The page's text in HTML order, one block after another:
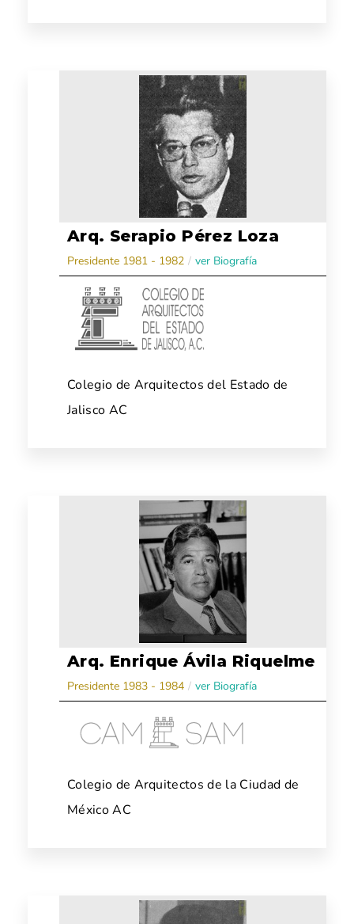
Arq. Serapio Pérez Loza
Presidente 1981 - 1982 / ver Biografía
Colegio de Arquitectos del Estado de
Jalisco AC
Arq. Enrique Ávila Riquelme
Presidente 1983 - 1984 / ver Biografía
Colegio de Arquitectos de la Ciudad de
México AC